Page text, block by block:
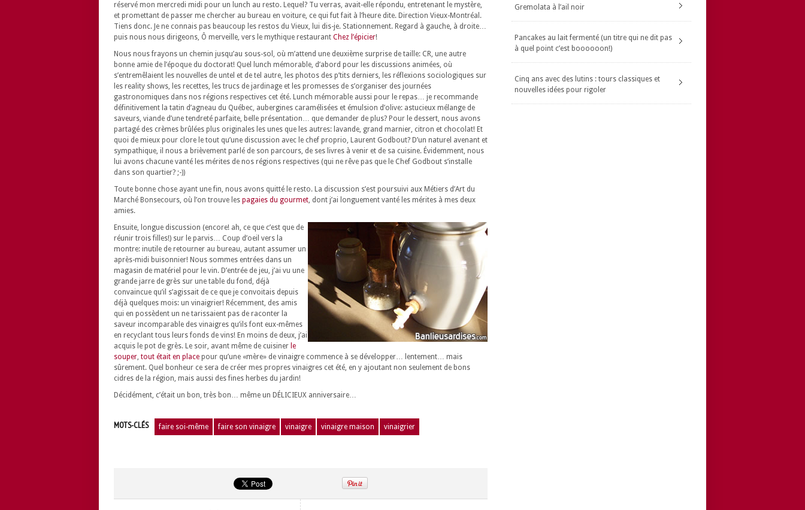
réservé mon mercredi midi pour un lunch au resto. Lequel? Tu verras, avait-elle répondu, entretenant le mystère,
et promettant de passer me chercher au bureau en voiture, ce qui fut fait à l’heure dite. Direction Vieux-Montréal.
Tiens donc. Je ne connais pas beaucoup les restos du Vieux, lui dis-je. Stationnement. Regard à gauche, à droite…
puis nous nous dirigeons, Ô merveille, vers le mythique restaurant Chez l’épicier!
Nous nous frayons un chemin jusqu’au sous-sol, où m’attend une deuxième surprise de taille: CR, une autre
bonne amie de l’époque du doctorat! Quel lunch mémorable, d’abord pour les discussions animées, où
s’entremêlaient les nouvelles de untel et de tel autre, les photos des p’tits derniers, les réflexions sociologiques sur
les reality shows, les recettes, les trucs de jardinage et les promesses de s’organiser des journées
gastronomiques dans nos régions respectives cet été. Lunch mémorable aussi pour le repas… je recommande
définitivement la tatin d’agneau du Québec, aubergines caramélisées et émulsion d’olive: astucieux mélange de
saveurs, viande d’une tendreté parfaite, belle présentation… que demander de plus? Pour le dessert, nous avons
partagé des crèmes brûlées plus originales les unes que les autres: lavande, grand marnier, citron et chocolat! Et
quoi de mieux pour clore le tout qu’une discussion avec le chef proprio, Laurent Godbout? D’un naturel avenant et
sympathique, il nous a brièvement parlé de son parcours, de ses livres à venir et de sa cuisine. Évidemment, nous
lui avons chacune vanté les mérites de nos régions respectives (qui ne rêve pas que le Chef Godbout s’installe
dans son quartier? ;-))
Toute bonne chose ayant une fin, nous avons quitté le resto. La discussion s’est poursuivi aux Métiers d’Art du
Marché Bonsecours, où l’on trouve les pagaies du gourmet, dont j’ai longuement vanté les mérites à mes deux
amies.
Ensuite, longue discussion (encore! ah, ce que c’est que de
réunir trois filles!) sur le parvis… Coup d’oeil vers la
montre: inutile de retourner au bureau, autant assumer un
après-midi buisonnier! Nous sommes entrées dans un
magasin de matériel pour le vin. D’entrée de jeu, j’ai vu une
grande jarre de grès sur une table du fond, déjà
convaincue qu’il s’agissait de ce que je convoitais depuis
déjà quelques mois: un vinaigrier! Récemment, des amis
qui en possèdent un ne tarissaient pas de raconter la
saveur incomparable des vinaigres qu’ils font eux-mêmes
en recyclant tous leurs fonds de vins! En moins de deux, j’ai
acquis le pot de grès. Le soir, avant même de cuisiner le
souper, tout était en place pour qu’une «mère» de vinaigre commence à se développer… lentement… mais
sûrement. Quel bonheur ce sera de créer mes propres vinaigres cet été, en y ajoutant non seulement de bons
cidres de la région, mais aussi des fines herbes du jardin!
Décidément, c’était un bon, très bon… même un DÉLICIEUX anniversaire…
MOTS-CLÉS faire soi-même faire son vinaigre vinaigre vinaigre maison vinaigrier
Gremolata à l’ail noir
Pancakes au lait fermenté (un titre qui ne dit pas
à quel point c’est boooooon!)
Cinq ans avec des lutins : tours classiques et
nouvelles idées pour rigoler